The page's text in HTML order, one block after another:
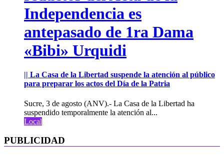
Independencia es
antepasado de 1ra Dama
«Bibi» Urquidi
|| La Casa de la Libertad suspende la atención al público
para preparar los actos del Día de la Patria
Sucre, 3 de agosto (ANV).- La Casa de la Libertad ha
suspendido temporalmente la atención al...
Local
PUBLICIDAD